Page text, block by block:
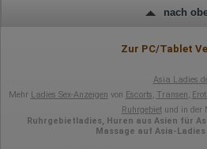
nach
Zur PC/Tablet
Asia
Mehr Ladies Sex-Anzeigen von Escorts, Transen,
Ruhrgebietund in der
Ruhrgebietladies, Huren aus Asien für
Massage auf Asia-